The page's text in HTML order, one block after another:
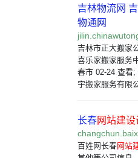
吉林物流网
物通网
吉林市正大搬家
喜乐家搬家服务
春市 02-24 查看
宇搬家服务有限
长春网站建设
百姓网长春网站